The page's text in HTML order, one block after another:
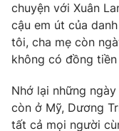
Góc doanh nghiệp
Truyền hình
Phim VTV
Hậu trường
Nhân vật
Khán giả
Giải trí
Điện ảnh
Âm nhạc
Đời sống
Du lịch
chuyện với Xuân
cậu em út của
tôi, cha mẹ còn
không có đồng
Nhớ lại những
còn ở Mỹ, Dương
tất cả mọi người